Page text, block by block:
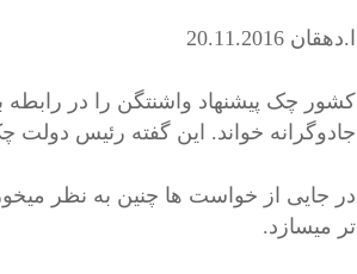
ا.دهقان 20.11.2016
کشور چک پیشنهاد واشنتگن را در رابطه
جادوگرانه خواند. این گفته رئیس
در جایی از خواست ها چنین به نظر
تر میسازد.